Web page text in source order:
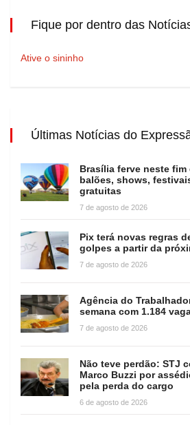
Fique por dentro das
Ative o sininho
Últimas Notícias do
Brasília ferve neste fim
balões, shows,
gratuitas
7 de agosto de 2026
Pix terá novas regras
golpes a partir da
7 de agosto de 2026
Agência do
semana com 1.184
7 de agosto de 2026
Não teve perdão: STJ
Marco Buzzi por
pela perda do cargo
6 de agosto de 2026